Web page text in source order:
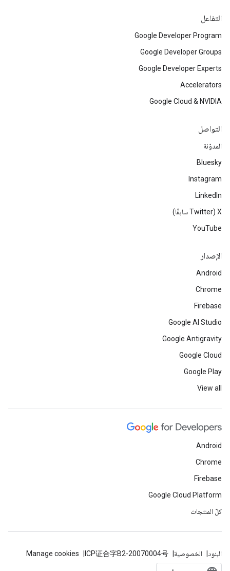
التفاعل
Google Developer Program
Google Developer Groups
Google Developer Experts
Accelerators
Google Cloud & NVIDIA
التواصل
المدوّنة
Bluesky
Instagram
LinkedIn
‫X ‏(Twitter سابقًا)
YouTube
الإصدار
Android
Chrome
Firebase
Google AI Studio
Google Antigravity
Google Cloud
Google Play
View all
Android
Chrome
Firebase
Google Cloud Platform
كلّ المنتجات
البنود الخصوصية ICP证合字B2-20070004号
Manage cookies